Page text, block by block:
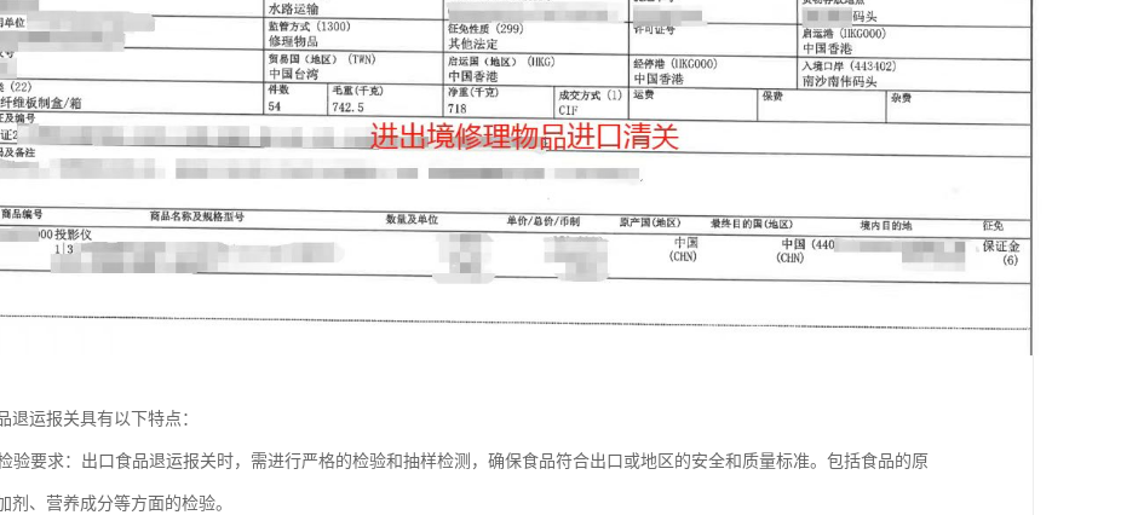
退运报关具有以下特点：
验要求：出口食品退运报关时，需进行严格的检验和抽样检测，确保食品符合出口或地区的安全和质量标准。包括食品的原
剂、营养成分等方面的检验。